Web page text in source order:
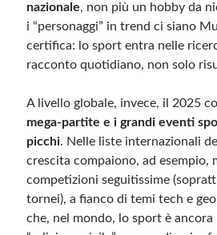
nazionale, non più un hobby da
i “personaggi” in trend ci siano
certifica: lo sport entra nelle
racconto quotidiano, non solo
A livello globale, invece, il 2025
mega-partite e i grandi eventi
picchi. Nelle liste internazionali
crescita compaiono, ad esempio,
competizioni seguitissime
tornei), a fianco di temi tech e
che, nel mondo, lo sport è